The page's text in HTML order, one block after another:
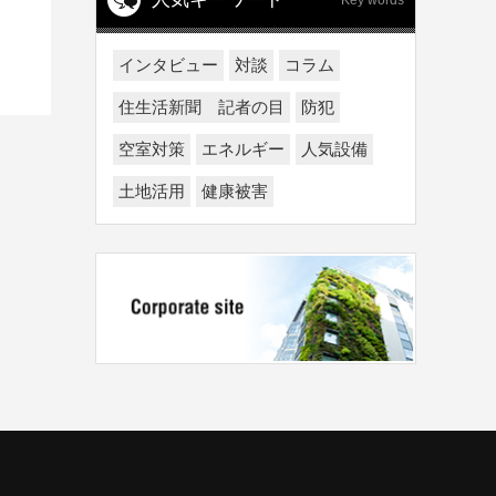
インタビュー 対談 コラム
住生活新聞 記者の目 防犯
空室対策 エネルギー 人気設備
土地活用 健康被害